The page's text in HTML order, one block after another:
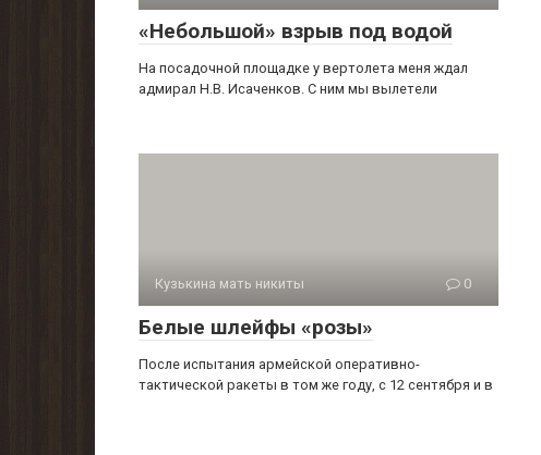
«Небольшой» взрыв под водой
На посадочной площадке у вертолета меня ждал
адмирал Н.В. Исаченков. С ним мы вылетели
Кузькина мать никиты 0
Белые шлейфы «розы»
После испытания армейской оперативно-
тактической ра­кеты в том же году, с 12 сентября и в